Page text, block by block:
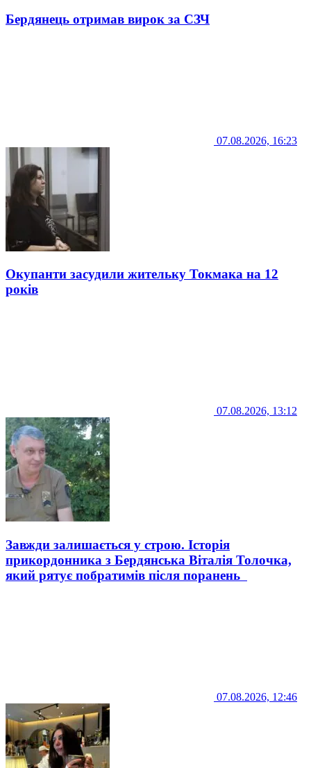
Бердянець отримав вирок за СЗЧ
07.08.2026, 16:23
Окупанти засудили жительку Токмака на 12
років
07.08.2026, 13:12
Завжди залишається у строю. Історія
прикордонника з Бердянська Віталія Толочка,
який рятує побратимів після поранень
07.08.2026, 12:46